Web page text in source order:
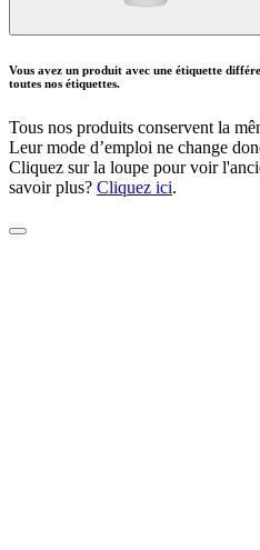
Vous avez un produit avec une étiquette
toutes nos étiquettes.
Tous nos produits conservent la
Leur mode d’emploi ne change
Cliquez sur la loupe pour voir
savoir plus? Cliquez ici.